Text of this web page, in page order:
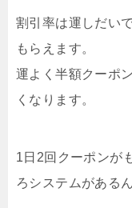
割引率は運しだい
もらえます。
運よく半額クーポ
くなります。
1日2回クーポンが
ろシステムがある